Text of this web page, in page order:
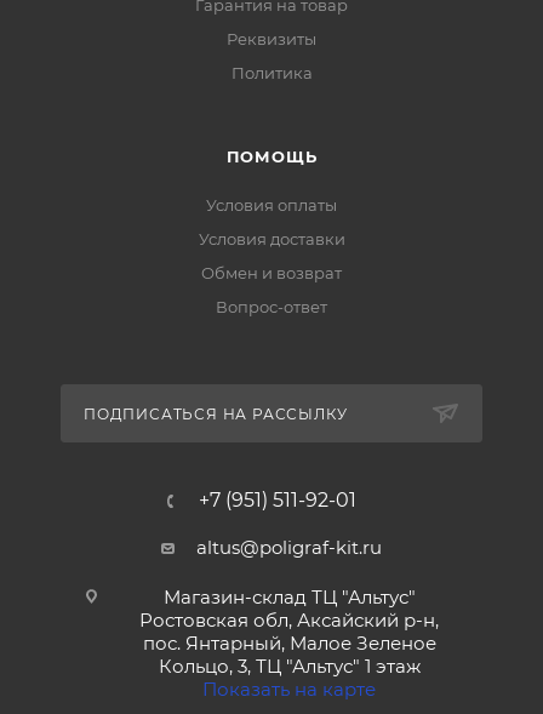
Гарантия на товар
Реквизиты
Политика
ПОМОЩЬ
Условия оплаты
Условия доставки
Обмен и возврат
Вопрос-ответ
ПОДПИСАТЬСЯ НА РАССЫЛКУ
+7 (951) 511-92-01
altus@poligraf-kit.ru
Магазин-склад ТЦ "Альтус"
Ростовская обл, Аксайский р-н,
пос. Янтарный, Малое Зеленое
Кольцо, 3, ТЦ "Альтус" 1 этаж
Показать на карте